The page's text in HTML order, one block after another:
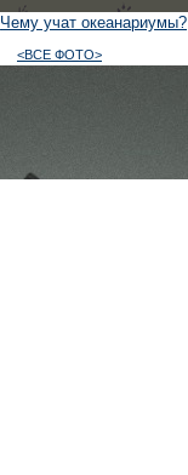
Чему учат океанариумы?
<ВСЕ ФОТО>